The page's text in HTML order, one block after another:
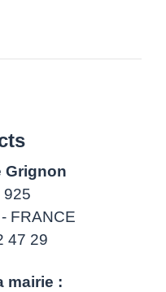
Grignon
925
FRANCE
47 29
mairie :